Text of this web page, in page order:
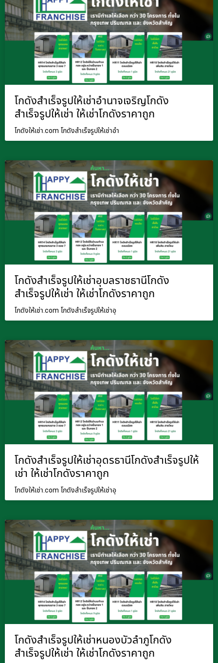
โกดังสำเร็จรูปให้เช่าอำนาจเจริญโกดัง
สำเร็จรูปให้เช่า ให้เช่าโกดังราคาถูก
โกดังให้เช่า.com โกดังสำเร็จรูปให้เช่าอำ
โกดังสำเร็จรูปให้เช่าอุบลราชธานีโกดัง
สำเร็จรูปให้เช่า ให้เช่าโกดังราคาถูก
โกดังให้เช่า.com โกดังสำเร็จรูปให้เช่าอุ
โกดังสำเร็จรูปให้เช่าอุดรธานีโกดังสำเร็จรูปให้
เช่า ให้เช่าโกดังราคาถูก
โกดังให้เช่า.com โกดังสำเร็จรูปให้เช่าอุ
โกดังสำเร็จรูปให้เช่าหนองบัวลำภูโกดัง
สำเร็จรูปให้เช่า ให้เช่าโกดังราคาถูก